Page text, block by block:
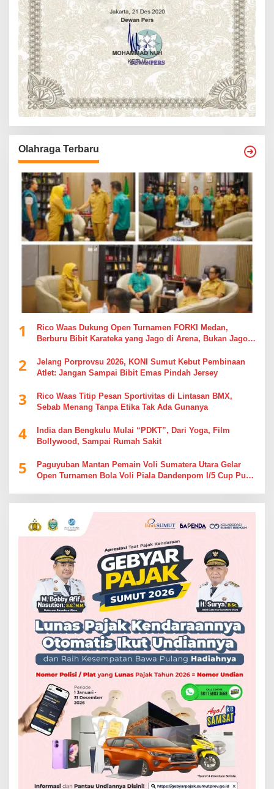
Olahraga Terbaru
1
Rico Waas Dukung Open Turnamen FORKI Medan,
Berburu Bibit Karateka yang Jago di Arena, Bukan Jago
2
Jelang Porprovsu 2026, KONI Sumut Kebut Pembinaan
Atlet: Jangan Sampai Bibit Emas Pindah Jersey
3
Rico Waas Titip Pesan Sportivitas di Lintasan BMX,
Sebab Menang Tanpa Etika Tak Ada Gunanya
4
India dan Bengkulu Mulai “PDKT”, Dari Yoga, Film
Bollywood, Sampai Rumah Sakit
5
Paguyuban Mantan Pemain Voli Sumatera Utara Gelar
Open Turnamen Bola Voli Piala Dandenpom I/5 Cup Putra